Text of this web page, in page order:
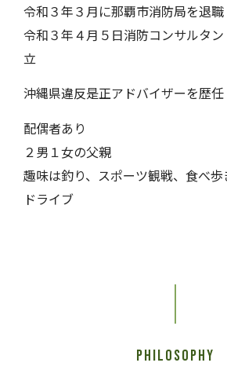
令和３年３月に那覇市消防局を退職
令和３年４月５日消防コンサルタ
立
沖縄県違反是正アドバイザーを歴任
配偶者あり
２男１女の父親
趣味は釣り、スポーツ観戦、食べ
ドライブ
philosophy